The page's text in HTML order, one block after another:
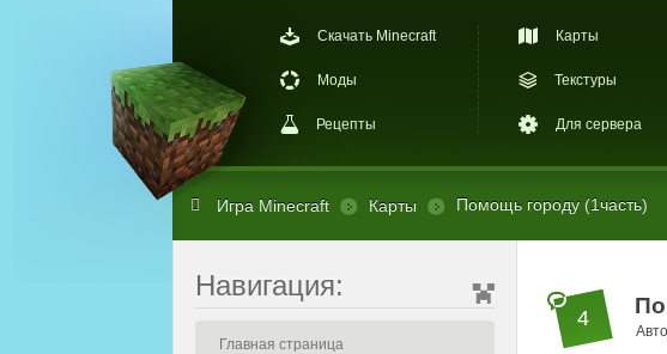
Скачать Minecraft
Моды
Рецепты
Карты
Текстуры
Для сервера
Игра Minecraft Карты Помощь городу (1часть)
Навигация:
Главная страница
4